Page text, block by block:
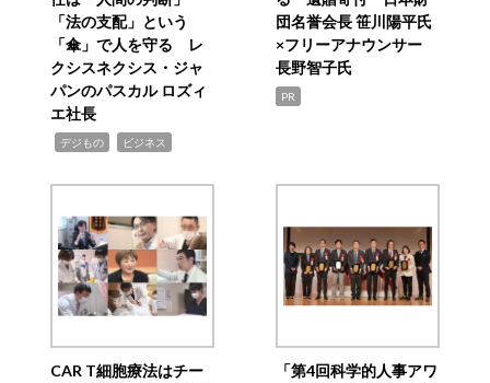
「法の支配」という
「傘」で人を守る レ
クシスネクシス・ジャ
パンのパスカル ロズィ
エ社長
デジもの ビジネス
団名誉会長 笹川陽平氏
×フリーアナウンサー
長野智子氏
PR
CAR T細胞療法はチー
「第4回科学的人事アワ